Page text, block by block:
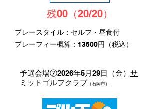
残00（20/20）
プレースタイル：セルフ・昼食付
​プレーフィー概算：13500円（税込）
予選会場⑦2026年5月29日（金） サ
ミットゴルフクラブ （石岡市）